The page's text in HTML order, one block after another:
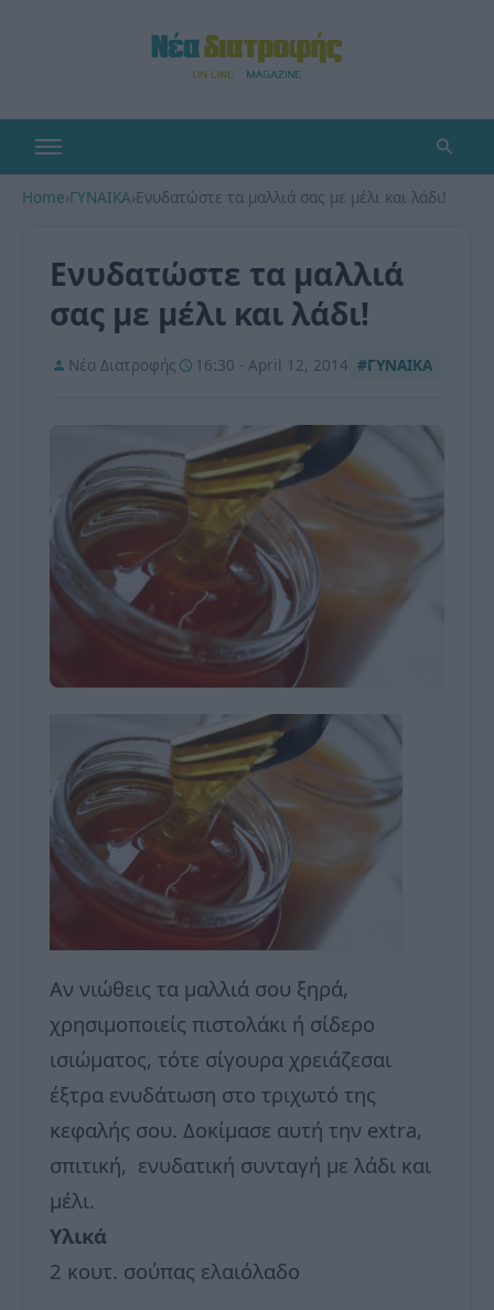
Home›ΓΥΝΑΙΚΑ›Ενυδατώστε τα μαλλιά σας με μέλι και λάδι!
Ενυδατώστε τα μαλλιά
σας με μέλι και λάδι!
Νέα Διατροφής 16:30 - April 12, 2014 #ΓΥΝΑΙΚΑ
Αν νιώθεις τα μαλλιά σου ξηρά,
χρησιμοποιείς πιστολάκι ή σίδερο
ισιώματος, τότε σίγουρα χρειάζεσαι
έξτρα ενυδάτωση στο τριχωτό της
κεφαλής σου. Δοκίμασε αυτή την extra,
σπιτική, ενυδατική συνταγή με λάδι και
μέλι.
Υλικά
2 κουτ. σούπας ελαιόλαδο